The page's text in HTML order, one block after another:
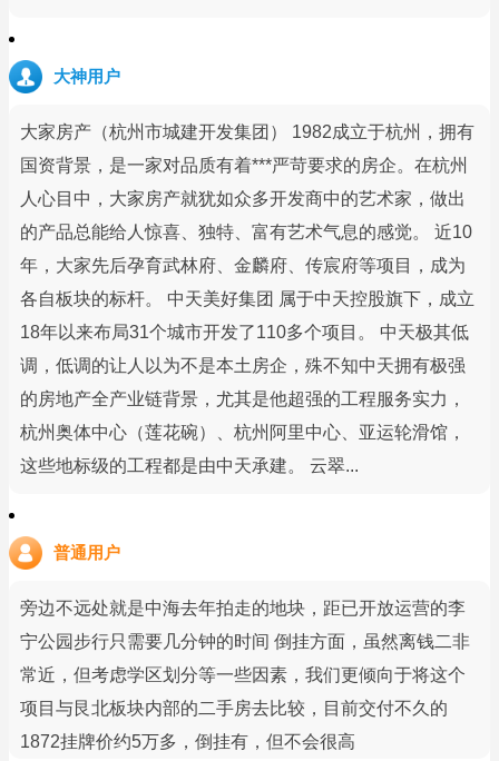
大神用户
大家房产（杭州市城建开发集团） 1982成立于杭州，拥有
国资背景，是一家对品质有着***严苛要求的房企。在杭州
人心目中，大家房产就犹如众多开发商中的艺术家，做出
的产品总能给人惊喜、独特、富有艺术气息的感觉。 近10
年，大家先后孕育武林府、金麟府、传宸府等项目，成为
各自板块的标杆。 中天美好集团 属于中天控股旗下，成立
18年以来布局31个城市开发了110多个项目。 中天极其低
调，低调的让人以为不是本土房企，殊不知中天拥有极强
的房地产全产业链背景，尤其是他超强的工程服务实力，
杭州奥体中心（莲花碗）、杭州阿里中心、亚运轮滑馆，
这些地标级的工程都是由中天承建。 云翠...
普通用户
旁边不远处就是中海去年拍走的地块，距已开放运营的李
宁公园步行只需要几分钟的时间 倒挂方面，虽然离钱二非
常近，但考虑学区划分等一些因素，我们更倾向于将这个
项目与艮北板块内部的二手房去比较，目前交付不久的
1872挂牌价约5万多，倒挂有，但不会很高